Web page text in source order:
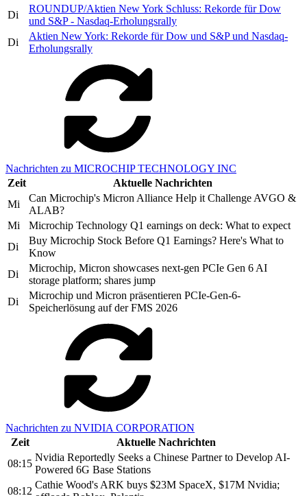
Di
ROUNDUP/Aktien New York Schluss: Rekorde für Dow
und S&P - Nasdaq-Erholungsrally
Di
Aktien New York: Rekorde für Dow und S&P und Nasdaq-
Erholungsrally
Nachrichten zu MICROCHIP TECHNOLOGY INC
Zeit
Aktuelle Nachrichten
Mi
Can Microchip's Micron Alliance Help it Challenge AVGO &
ALAB?
Mi
Microchip Technology Q1 earnings on deck: What to expect
Di
Buy Microchip Stock Before Q1 Earnings? Here's What to
Know
Di
Microchip, Micron showcases next-gen PCIe Gen 6 AI
storage platform; shares jump
Di
Microchip und Micron präsentieren PCIe-Gen-6-
Speicherlösung auf der FMS 2026
Nachrichten zu NVIDIA CORPORATION
Zeit
Aktuelle Nachrichten
08:15
Nvidia Reportedly Seeks a Chinese Partner to Develop AI-
Powered 6G Base Stations
08:12
Cathie Wood's ARK buys $23M SpaceX, $17M Nvidia;